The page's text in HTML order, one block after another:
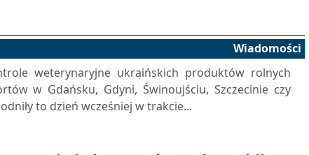
Wiadomości
weterynaryjne ukraińskich produktów rolnych
w Gdańsku, Gdyni, Świnoujściu, Szczecinie czy
to dzień wcześniej w trakcie...